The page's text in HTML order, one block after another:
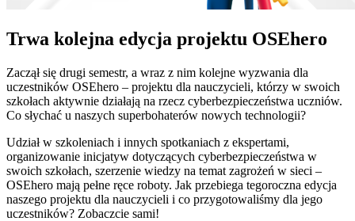
Trwa kolejna edycja projektu OSEhero
Zaczął się drugi semestr, a wraz z nim kolejne wyzwania dla
uczestników OSEhero – projektu dla nauczycieli, którzy w swoich
szkołach aktywnie działają na rzecz cyberbezpieczeństwa uczniów.
Co słychać u naszych superbohaterów nowych technologii?
Udział w szkoleniach i innych spotkaniach z ekspertami,
organizowanie inicjatyw dotyczących cyberbezpieczeństwa w
swoich szkołach, szerzenie wiedzy na temat zagrożeń w sieci –
OSEhero mają pełne ręce roboty. Jak przebiega tegoroczna edycja
naszego projektu dla nauczycieli i co przygotowaliśmy dla jego
uczestników? Zobaczcie sami!